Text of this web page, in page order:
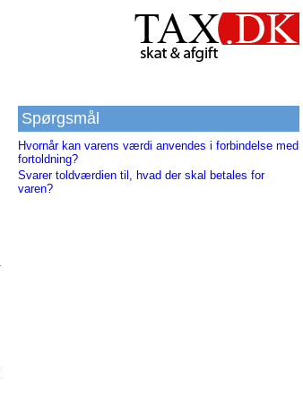
Spørgsmål
Hvornår kan varens værdi anvendes i forbindelse med
fortoldning?
Svarer toldværdien til, hvad der skal betales for
varen?